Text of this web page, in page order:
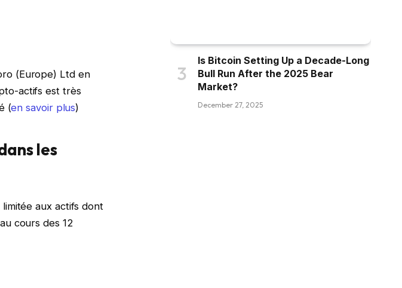
(Europe) Ltd en
actifs est très
(en savoir plus)
les
aux actifs dont
cours des 12
Is Bitcoin Setting Up a Decade-Long
Bull Run After the 2025 Bear
Market?
December 27, 2025